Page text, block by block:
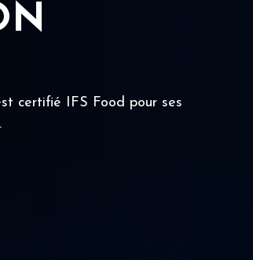
certifié IFS Food pour ses